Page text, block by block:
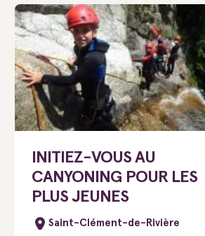
INITIEZ-VOUS AU
CANYONING POUR LES
PLUS JEUNES
Saint-Clément-de-Rivière